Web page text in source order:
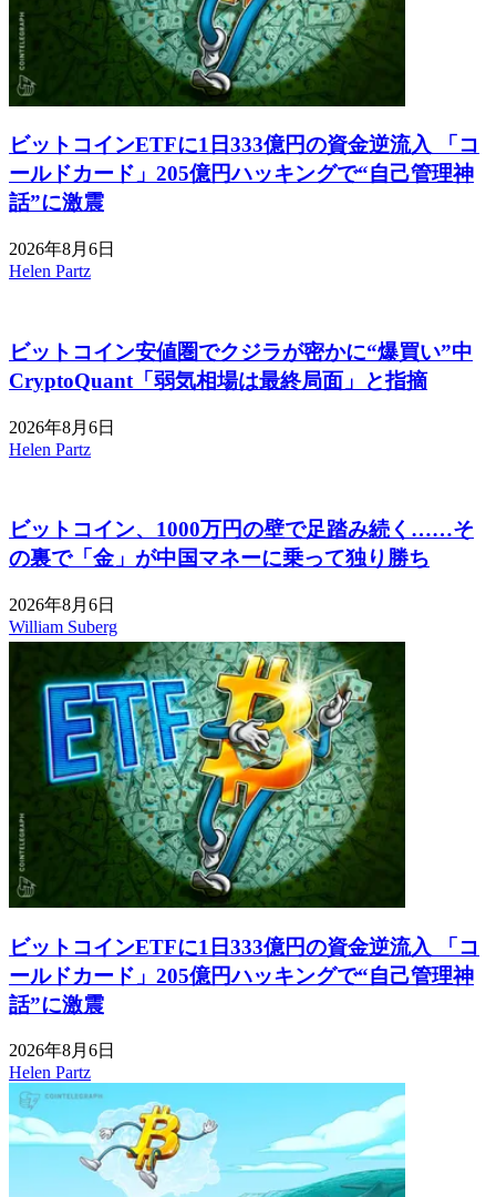
ビットコインETFに1日333億円の資金逆流入 「コ
ールドカード」205億円ハッキングで“自己管理神
話”に激震
2026年8月6日
Helen Partz
ビットコイン安値圏でクジラが密かに“爆買い”中
CryptoQuant「弱気相場は最終局面」と指摘
2026年8月6日
Helen Partz
ビットコイン、1000万円の壁で足踏み続く……そ
の裏で「金」が中国マネーに乗って独り勝ち
2026年8月6日
William Suberg
ビットコインETFに1日333億円の資金逆流入 「コ
ールドカード」205億円ハッキングで“自己管理神
話”に激震
2026年8月6日
Helen Partz